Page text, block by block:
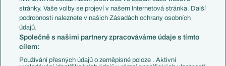
Kluby
Arsenal FC
Chelsea FC
Manchester United
AC Milán
Juventus FC
Livescore
Tipovací soutěž
stránky. Vaše volby se projeví v našem Internetová stránka. Další
podrobnosti naleznete v našich Zásadách ochrany osobních
údajů.
Společně s našimi partnery zpracováváme údaje s tímto
cílem:
Používání přesných údajů o zeměpisné poloze . Aktivní